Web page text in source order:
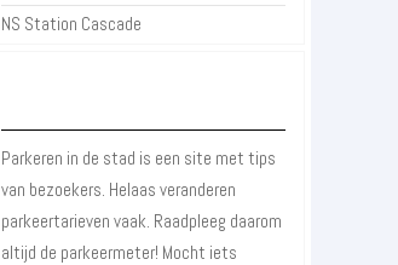
NS Station Cascade
Parkeren in de stad is een site met tips
van bezoekers. Helaas veranderen
parkeertarieven vaak. Raadpleeg daarom
altijd de parkeermeter! Mocht iets